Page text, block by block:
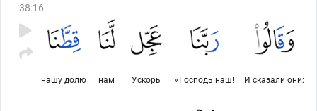
38:16
И сказали они:
«Господь наш!
Ускорь
нам
нашу долю